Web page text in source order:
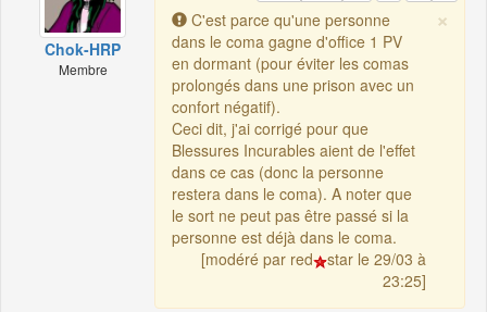
Chok-HRP
Membre
×
C'est parce qu'une personne
dans le coma gagne d'office 1 PV
en dormant (pour éviter les comas
prolongés dans une prison avec un
confort négatif).
Ceci dit, j'ai corrigé pour que
Blessures Incurables aient de l'effet
dans ce cas (donc la personne
restera dans le coma). A noter que
le sort ne peut pas être passé si la
personne est déjà dans le coma.
[modéré par red
star le 29/03 à
23:25]